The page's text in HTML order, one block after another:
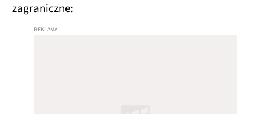
zagraniczne: